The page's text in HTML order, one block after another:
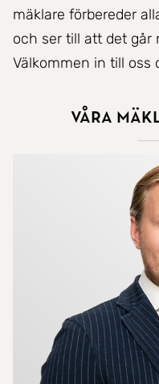
mäklare förbereder
och ser till att det går
Välkommen in till oss
Våra